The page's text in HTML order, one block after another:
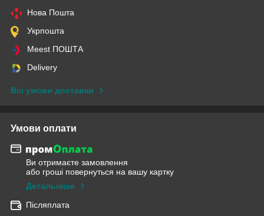
Нова Пошта
Укрпошта
Meest ПОШТА
Delivery
Всі умови доставки
Умови оплати
Ви отримаєте замовлення
або гроші повернуться на вашу картку
Детальніше
Післяплата